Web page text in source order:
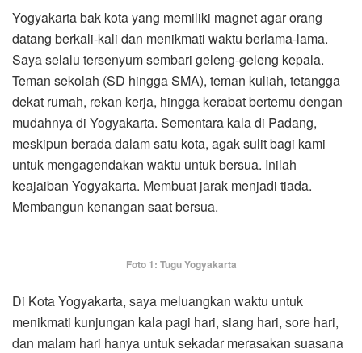
Yogyakarta bak kota yang memiliki magnet agar orang
datang berkali-kali dan menikmati waktu berlama-lama.
Saya selalu tersenyum sembari geleng-geleng kepala.
Teman sekolah (SD hingga SMA), teman kuliah, tetangga
dekat rumah, rekan kerja, hingga kerabat bertemu dengan
mudahnya di Yogyakarta. Sementara kala di Padang,
meskipun berada dalam satu kota, agak sulit bagi kami
untuk mengagendakan waktu untuk bersua. Inilah
keajaiban Yogyakarta. Membuat jarak menjadi tiada.
Membangun kenangan saat bersua.
Foto 1: Tugu Yogyakarta
Di Kota Yogyakarta, saya meluangkan waktu untuk
menikmati kunjungan kala pagi hari, siang hari, sore hari,
dan malam hari hanya untuk sekadar merasakan suasana